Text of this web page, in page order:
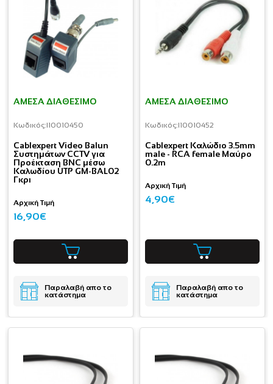
ΆΜΕΣΑ ΔΙΑΘΈΣΙΜΟ
Κωδικός:I10010450
Cablexpert Video Balun
Συστημάτων CCTV για
Προέκταση BNC μέσω
Καλωδίου UTP GM-BAL02
Γκρι
Αρχική Τιμή
16,90€
Παραλαβή απο το
κατάστημα
ΆΜΕΣΑ ΔΙΑΘΈΣΙΜΟ
Κωδικός:I10010452
Cablexpert Καλώδιο 3.5mm
male - RCA female Μαύρο
0.2m
Αρχική Τιμή
4,90€
Παραλαβή απο το
κατάστημα